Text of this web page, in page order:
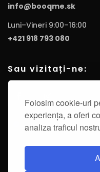
Folosim cookie-uri
experiența, a oferi
analiza traficul
info@booqme.sk
Luni–Vineri 9:00–16:00
+421 918 793 080
Sau vizitați-ne: